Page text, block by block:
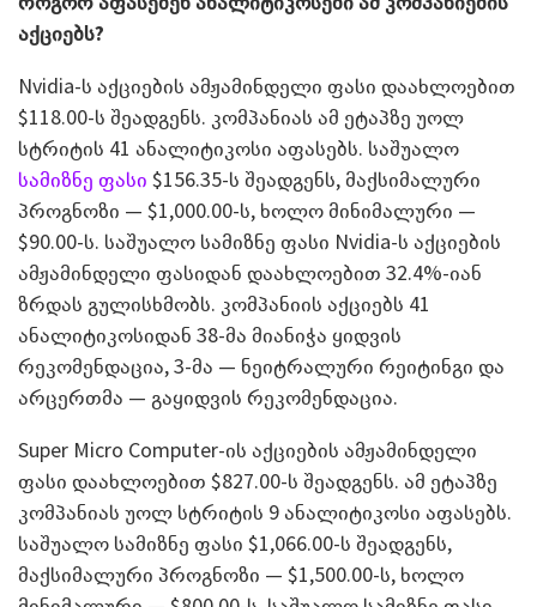
აქციებს?
Nvidia-ს აქციების ამჟამინდელი ფასი დაახლოებით
$118.00-ს შეადგენს. კომპანიას ამ ეტაპზე უოლ
სტრიტის 41 ანალიტიკოსი აფასებს. საშუალო
სამიზნე ფასი $156.35-ს შეადგენს, მაქსიმალური
პროგნოზი — $1,000.00-ს, ხოლო მინიმალური —
$90.00-ს. საშუალო სამიზნე ფასი Nvidia-ს აქციების
ამჟამინდელი ფასიდან დაახლოებით 32.4%-იან
ზრდას გულისხმობს. კომპანიის აქციებს 41
ანალიტიკოსიდან 38-მა მიანიჭა ყიდვის
რეკომენდაცია, 3-მა — ნეიტრალური რეიტინგი და
არცერთმა — გაყიდვის რეკომენდაცია.
Super Micro Computer-ის აქციების ამჟამინდელი
ფასი დაახლოებით $827.00-ს შეადგენს. ამ ეტაპზე
კომპანიას უოლ სტრიტის 9 ანალიტიკოსი აფასებს.
საშუალო სამიზნე ფასი $1,066.00-ს შეადგენს,
მაქსიმალური პროგნოზი — $1,500.00-ს, ხოლო